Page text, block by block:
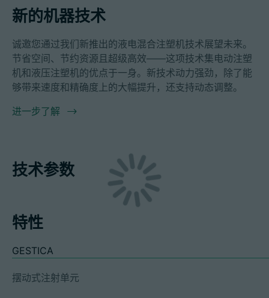
新的机器技术
诚邀您通过我们新推出的液电混合注塑机技术展望未来。
节省空间、节约资源且超级高效——这项技术集电动注塑
机和液压注塑机的优点于一身。新技术动力强劲，除了能
够带来速度和精确度上的大幅提升，还支持动态调整。
进一步了解
技术参数
特性
GESTICA
摆动式注射单元